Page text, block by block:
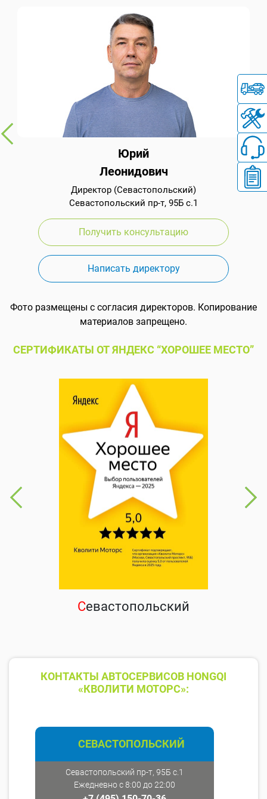
Юрий
Леонидович
Директор (Севастопольский)
Севастопольский пр-т, 95Б с.1
Получить консультацию
Написать директору
Фото размещены с согласия директоров. Копирование
материалов запрещено.
СЕРТИФИКАТЫ ОТ ЯНДЕКС “ХОРОШЕЕ МЕСТО”
Севастопольский
КОНТАКТЫ АВТОСЕРВИСОВ HONGQI
«КВОЛИТИ МОТОРС»:
СЕВАСТОПОЛЬСКИЙ
Севастопольский пр-т, 95Б с.1
Ежедневно с 8:00 до 22:00